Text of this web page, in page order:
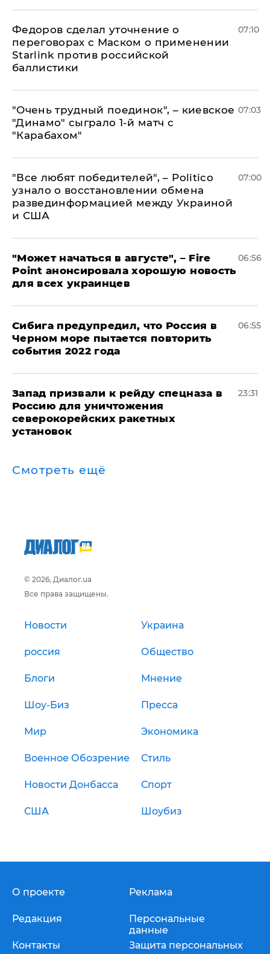
Федоров сделал уточнение о
переговорах с Маском о применении
Starlink против российской
баллистики
07:10
"Очень трудный поединок", – киевское
"Динамо" сыграло 1-й матч с
"Карабахом"
07:03
​"Все любят победителей", – Politico
узнало о восстановлении обмена
развединформацией между Украиной
и США
07:00
"Может начаться в августе", – Fire
Point анонсировала хорошую новость
для всех украинцев
06:56
Сибига предупредил, что Россия в
Черном море пытается повторить
события 2022 года
06:55
Запад призвали к рейду спецназа в
Россию для уничтожения
северокорейских ракетных
установок
23:31
Смотреть ещё
© 2026, Диалог.ua
Все права защищены.
Новости Украина
россия Общество
Блоги Мнение
Шоу-Биз Пресса
Мир Экономика
Военное Обозрение Стиль
Новости Донбасса Спорт
США Шоубиз
О проекте
Редакция
Контакты
Реклама
Персональные
данные
Защита персональных